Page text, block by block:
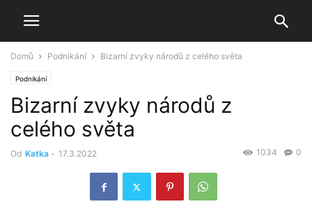
Domů Podnikání Bizarní zvyky národů z celého světa
Podnikání
Bizarní zvyky národů z
celého světa
Od Katka - 17.3.2022 0
1034